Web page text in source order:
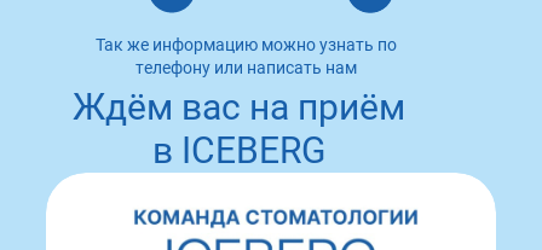
Так же информацию можно узнать по
телефону или написать нам
Ждём вас на приём
в ICEBERG